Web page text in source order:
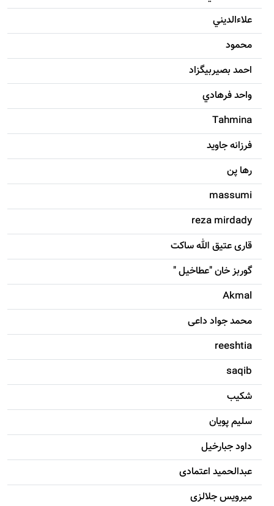
علاءالديني
محمود
احمد بصيربيگزاد
واحد فرهادي
Tahmina
فرزانه جاويد
رها پن
massumi
reza mirdady
قاری عتیق الله ساکت
گوربز خان "عطاخیل "
Akmal
محمد جواد داعی
reeshtia
saqib
شکيب
سليم پویان
داود جبارخیل
عبدالحمید اعتمادی
میرویس جلالزی